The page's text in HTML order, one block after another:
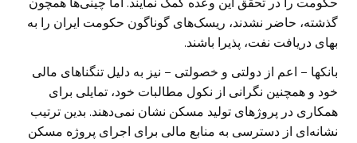
گذشته، حاضر نشدند، ریسک‌های گوناگون حکومت ایران را به
بهای دریافت نفت، پذیرا باشند.
بانکها – اعم از دولتی و خصولتی – نیز به دلیل تنگناهای مالی
خود و همچنین نگرانی از نکول مطالبات خود، تمایلی برای
همکاری در پروژهای تولید مسکن نشان نمی‌دهند. بدین ترتیب
نشانه‌ای از دسترسی به منابع مالی برای اجرای پروژه مسکن